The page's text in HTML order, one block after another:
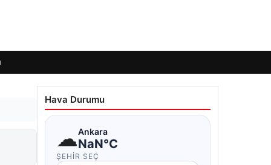
Hava Durumu
☁Ankara
NaN°C
ŞEHIR SEÇ